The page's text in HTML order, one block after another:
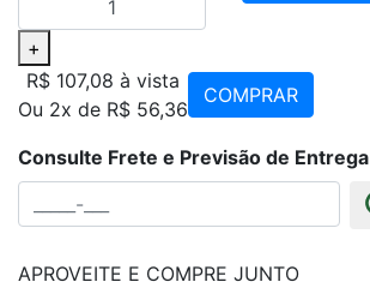
+
R$ 107,08 à vista
Ou 2x de R$ 56,36
COMPRAR
Consulte Frete e Previsão de Entrega
APROVEITE E COMPRE JUNTO